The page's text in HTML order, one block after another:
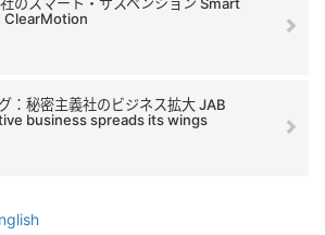
：秘密主義社のビジネス拡大 JAB
business spreads its wings